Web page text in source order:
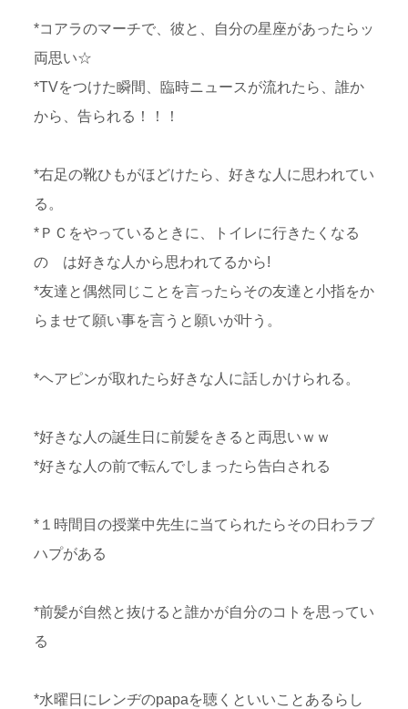
*コアラのマーチで、彼と、自分の星座があったらッ
両思い☆
*TVをつけた瞬間、臨時ニュースが流れたら、誰か
から、告られる！！！
*右足の靴ひもがほどけたら、好きな人に思われてい
る。
*ＰＣをやっているときに、トイレに行きたくなる
の は好きな人から思われてるから!
*友達と偶然同じことを言ったらその友達と小指をか
らませて願い事を言うと願いが叶う。
*ヘアピンが取れたら好きな人に話しかけられる。
*好きな人の誕生日に前髪をきると両思いｗｗ
*好きな人の前で転んでしまったら告白される
*１時間目の授業中先生に当てられたらその日わラブ
ハプがある
*前髪が自然と抜けると誰かが自分のコトを思ってい
る
*水曜日にレンヂのpapaを聴くといいことあるらし